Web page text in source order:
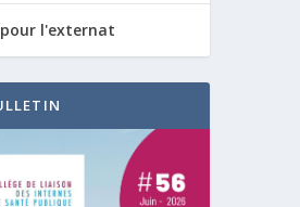
pour l'externat